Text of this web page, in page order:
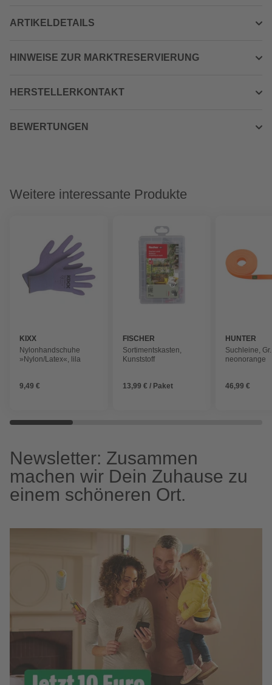
ARTIKELDETAILS
HINWEISE ZUR MARKTRESERVIERUNG
HERSTELLERKONTAKT
BEWERTUNGEN
Weitere interessante Produkte
KIXX
Nylonhandschuhe
»Nylon/Latex«, lila
9,49 €
FISCHER
Sortimentskasten,
Kunststoff
13,99 € / Paket
HUNTER
Suchleine,
neonorange
46,99 €
Newsletter: Zusammen
machen wir Dein Zuhause zu
einem schöneren Ort.